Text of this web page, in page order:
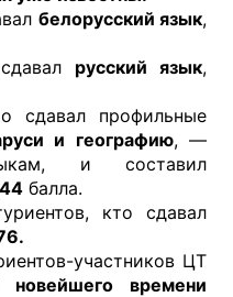
белорусский язык,
русский язык,
сдавал профильные
и географию, —
и составил
балла.
кто сдавал
участников ЦТ
времени